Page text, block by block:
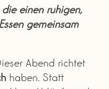
einen ruhigen,
gemeinsam
Abend richtet
haben. Statt